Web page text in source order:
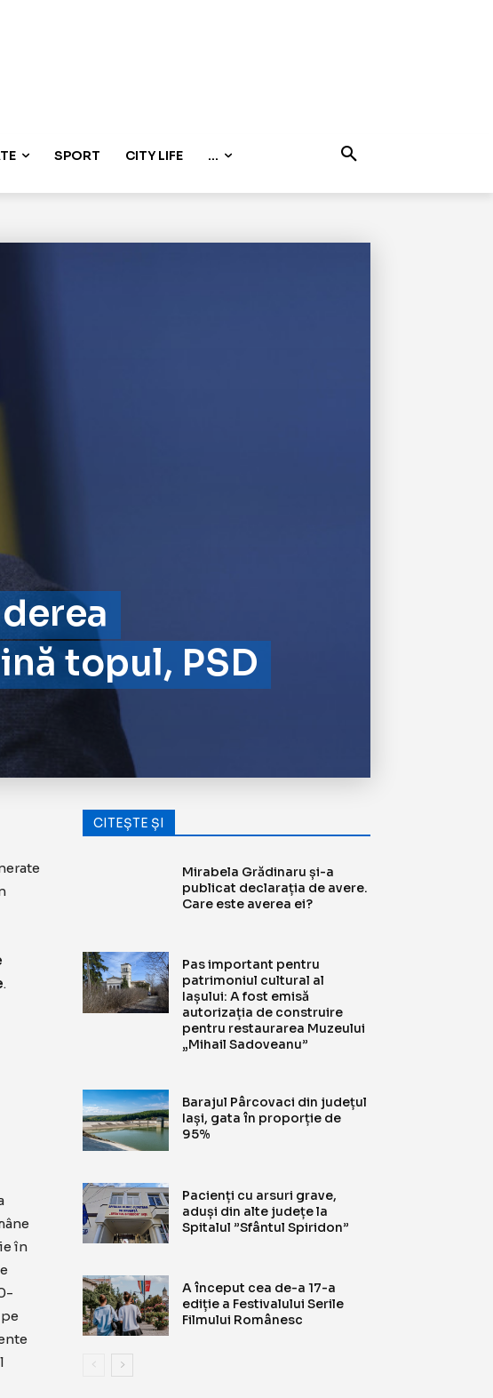
SPORT CITY LIFE ...
topul, PSD
.
în
CITEȘTE ȘI
Mirabela Grădinaru și-a
publicat declarația de avere.
Care este averea ei?
Pas important pentru
patrimoniul cultural al
Iașului: A fost emisă
autorizația de construire
pentru restaurarea Muzeului
„Mihail Sadoveanu”
Barajul Pârcovaci din județul
Iași, gata în proporție de
95%
Pacienți cu arsuri grave,
aduși din alte județe la
Spitalul ”Sfântul Spiridon”
A început cea de-a 17-a
ediție a Festivalului Serile
Filmului Românesc